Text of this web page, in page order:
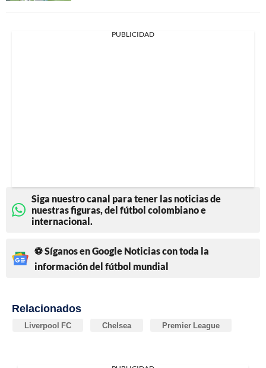
PUBLICIDAD
Siga nuestro canal para tener las noticias de
nuestras figuras, del fútbol colombiano e
internacional.
⚽ Síganos en Google Noticias con toda la
información del fútbol mundial
Relacionados
Liverpool FC Chelsea Premier League